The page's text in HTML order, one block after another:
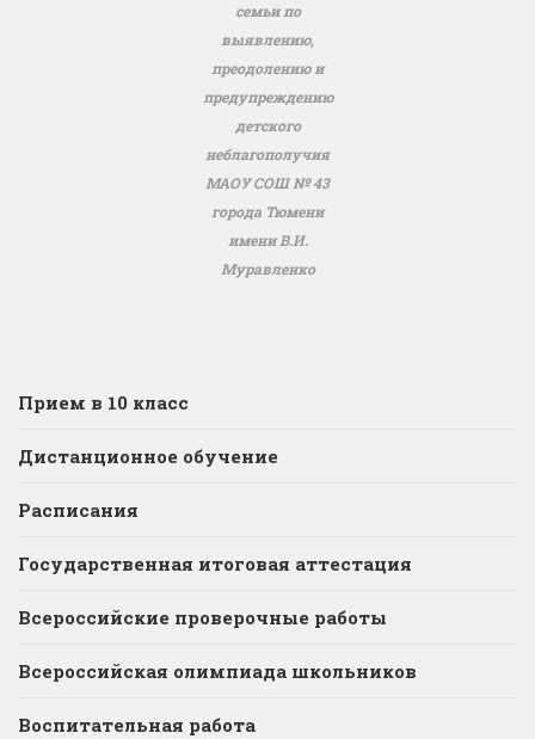
семьи по
выявлению,
преодолению и
предупреждению
детского
неблагополучия
МАОУ СОШ № 43
города Тюмени
имени В.И.
Муравленко
Прием в 10 класс
Дистанционное обучение
Расписания
Государственная итоговая аттестация
Всероссийские проверочные работы
Всероссийская олимпиада школьников
Воспитательная работа